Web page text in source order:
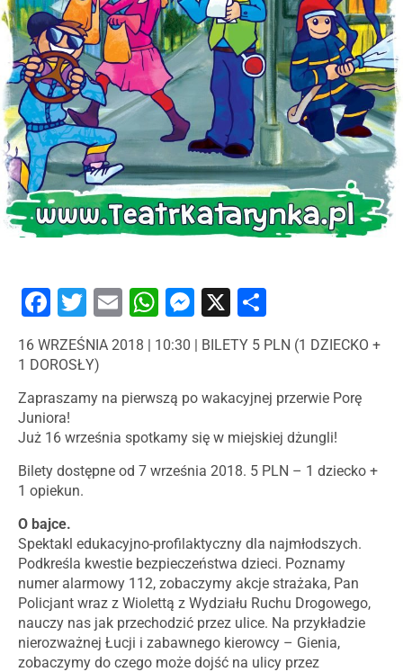
Facebook
Twitter
EmailWhatsApp
Messenger
X
16 WRZEŚNIA 2018 | 10:30 | BILETY 5 PLN (1 DZIECKO +
1 DOROSŁY)
Zapraszamy na pierwszą po wakacyjnej przerwie Porę
Juniora!
Już 16 września spotkamy się w miejskiej dżungli!
Bilety dostępne od 7 września 2018. 5 PLN – 1 dziecko +
1 opiekun.
O bajce.
Spektakl edukacyjno-profilaktyczny dla najmłodszych.
Podkreśla kwestie bezpieczeństwa dzieci. Poznamy
numer alarmowy 112, zobaczymy akcje strażaka, Pan
Policjant wraz z Wiolettą z Wydziału Ruchu Drogowego,
nauczy nas jak przechodzić przez ulice. Na przykładzie
nierozważnej Łucji i zabawnego kierowcy – Gienia,
zobaczymy do czego może dojść na ulicy przez